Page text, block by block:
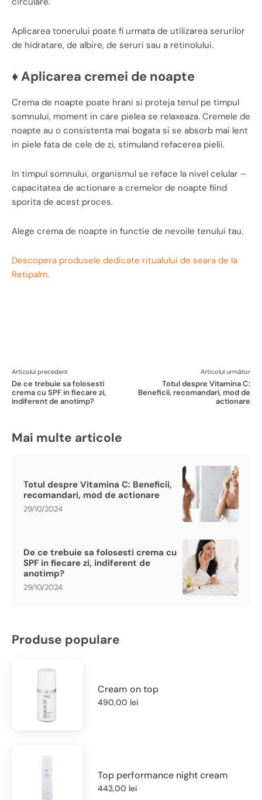
Mai multe articole
Totul despre Vitamina C: Beneficii,
recomandari, mod de actionare
29/10/2024
De ce trebuie sa folosesti crema cu
SPF in fiecare zi, indiferent de
anotimp?
29/10/2024
Aplicarea tonerului poate fi urmata de utilizarea serurilor
de hidratare, de albire, de seruri sau a retinolului.
♦ Aplicarea cremei de noapte
Crema de noapte poate hrani si proteja tenul pe timpul
somnului, moment in care pielea se relaxeaza. Cremele de
noapte au o consistenta mai bogata si se absorb mai lent
in piele fata de cele de zi, stimuland refacerea pielii.
In timpul somnului, organismul se reface la nivel celular –
capacitatea de actionare a cremelor de noapte fiind
sporita de acest proces.
Alege crema de noapte in functie de nevoile tenului tau.
Descopera produsele dedicate ritualului de seara de la
Retipalm.
Articolul precedent
De ce trebuie sa folosesti
crema cu SPF in fiecare zi,
indiferent de anotimp?
Articolul următor
Totul despre Vitamina C:
Beneficii, recomandari, mod de
actionare
Produse populare
Cream on top
490,00 lei
Top performance night cream
443,00 lei